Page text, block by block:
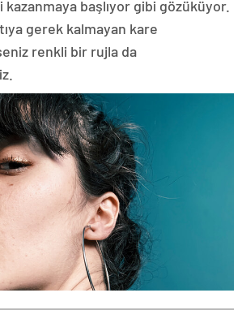
başlıyor gibi gözüküyor.
gerek kalmayan kare
renkli bir rujla da